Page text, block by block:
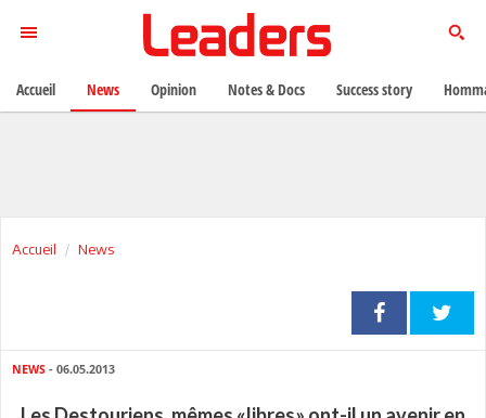
Accueil News
NEWS - 06.05.2013
Accueil News Opinion Notes & Docs Success story